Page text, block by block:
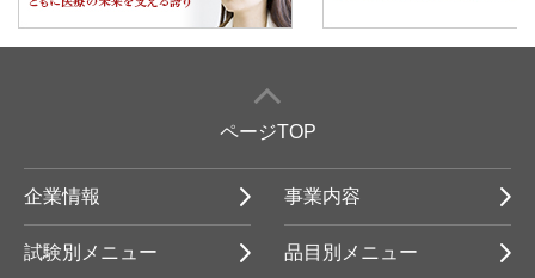
ページTOP
企業情報 事業内容
試験別メニュー 品目別メニュー